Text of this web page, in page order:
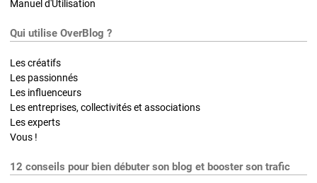
Manuel d'Utilisation
Qui utilise OverBlog ?
Les créatifs
Les passionnés
Les influenceurs
Les entreprises, collectivités et associations
Les experts
Vous !
12 conseils pour bien débuter son blog et booster son trafic